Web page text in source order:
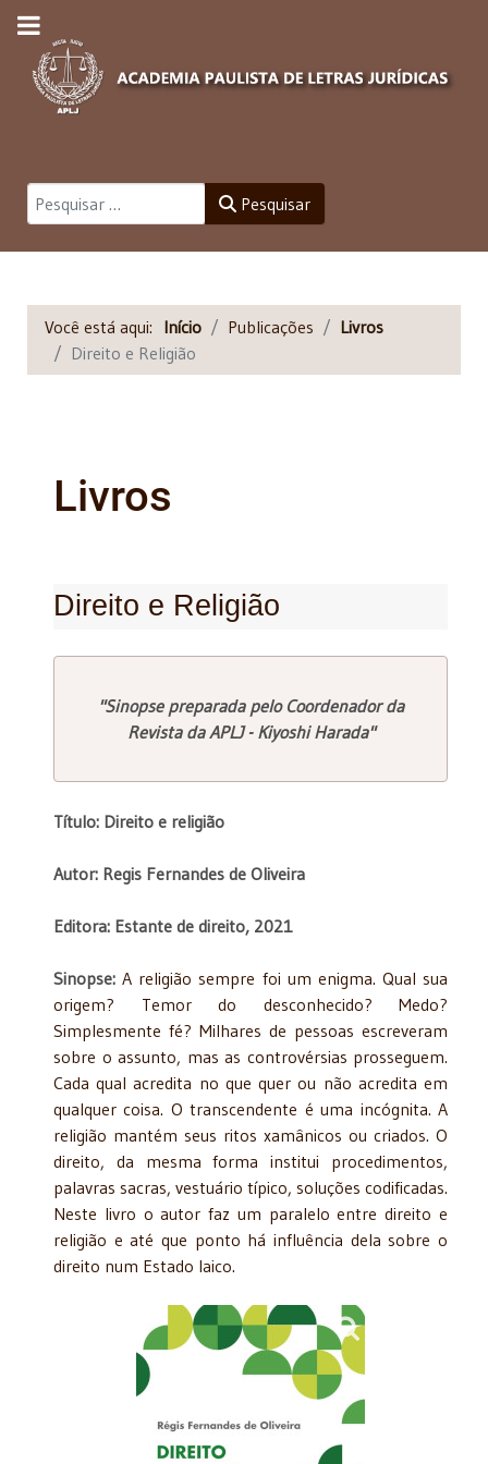
Pesquisar Pesquisar
Você está aqui: Início Publicações
Livros
Direito e Religião
Livros
Direito e Religião
"Sinopse preparada pelo Coordenador da
Revista da APLJ - Kiyoshi Harada"
Título: Direito e religião
Autor: Regis Fernandes de Oliveira
Editora: Estante de direito, 2021
Sinopse: A religião sempre foi um enigma. Qual sua
origem? Temor do desconhecido? Medo?
Simplesmente fé? Milhares de pessoas escreveram
sobre o assunto, mas as controvérsias prosseguem.
Cada qual acredita no que quer ou não acredita em
qualquer coisa. O transcendente é uma incógnita. A
religião mantém seus ritos xamânicos ou criados. O
direito, da mesma forma institui procedimentos,
palavras sacras, vestuário típico, soluções codificadas.
Neste livro o autor faz um paralelo entre direito e
religião e até que ponto há influência dela sobre o
direito num Estado laico.